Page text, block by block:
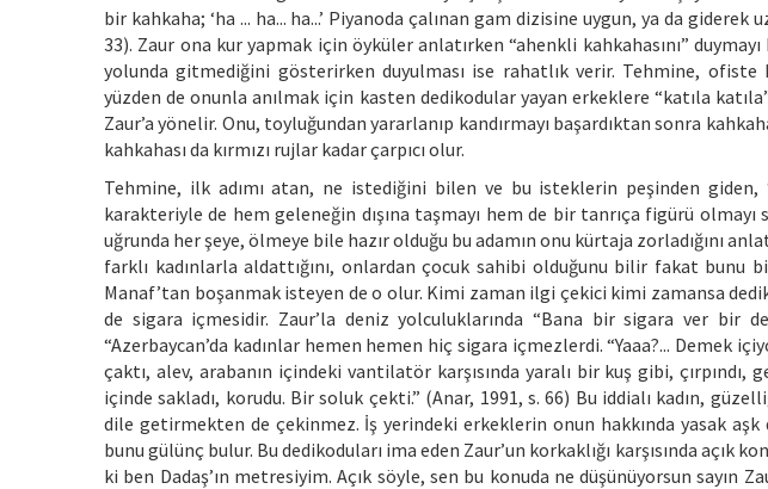
bir kahkaha; ‘ha ... ha... ha...’ Piyanoda çalınan gam dizisine uygun, ya da
33). Zaur ona kur yapmak için öyküler anlatırken “ahenkli kahkahasını”
yolunda gitmediğini gösterirken duyulması ise rahatlık verir. Tehmine,
yüzden de onunla anılmak için kasten dedikodular yayan erkeklere “katıla
Zaur’a yönelir. Onu, toyluğundan yararlanıp kandırmayı başardıktan sonra
kahkahası da kırmızı rujlar kadar çarpıcı olur.
Tehmine, ilk adımı atan, ne istediğini bilen ve bu isteklerin peşinden giden,
karakteriyle de hem geleneğin dışına taşmayı hem de bir tanrıça figürü olmayı
uğrunda her şeye, ölmeye bile hazır olduğu bu adamın onu kürtaja zorladığını
farklı kadınlarla aldattığını, onlardan çocuk sahibi olduğunu bilir fakat bunu
Manaf’tan boşanmak isteyen de o olur. Kimi zaman ilgi çekici kimi zamansa
de sigara içmesidir. Zaur’la deniz yolculuklarında “Bana bir sigara ver bir de
“Azerbaycan’da kadınlar hemen hemen hiç sigara içmezlerdi. “Yaaa?... Demek
çaktı, alev, arabanın içindeki vantilatör karşısında yaralı bir kuş gibi,
içinde sakladı, korudu. Bir soluk çekti.” (Anar, 1991, s. 66) Bu iddialı kadın,
dile getirmekten de çekinmez. İş yerindeki erkeklerin onun hakkında yasak aşk
bunu gülünç bulur. Bu dedikoduları ima eden Zaur’un korkaklığı karşısında açık
ki ben Dadaş’ın metresiyim. Açık söyle, sen bu konuda ne düşünüyorsun sayın